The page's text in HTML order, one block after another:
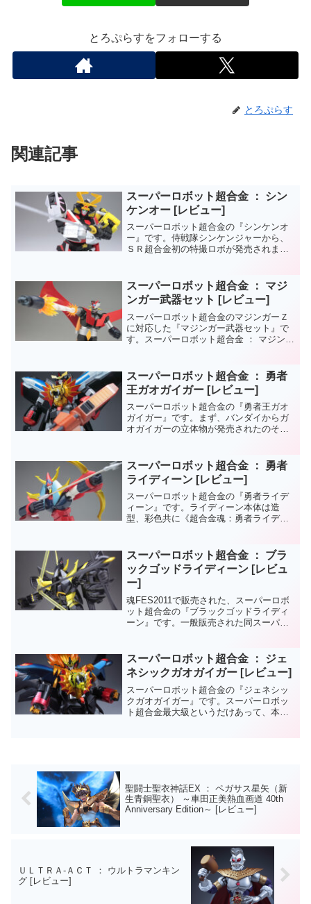
とろぷらすをフォローする
とろぷらす
関連記事
スーパーロボット超合金 ： シン
ケンオー [レビュー]
スーパーロボット超合金の『シンケンオ
ー』です。侍戦隊シンケンジャーから、
ＳＲ超合金初の特撮ロボが発売されまし
ネートされていたはずですが。ＳＲ超合
金らしく、プロポーシ...
スーパーロボット超合金 ： マジ
ンガー武器セット [レビュー]
スーパーロボット超合金のマジンガーＺ
に対応した『マジンガー武器セット』で
す。スーパーロボット超合金 ： マジンガ
声もあると思いますが本体、一体あたり
の価格を抑えるためとス...
スーパーロボット超合金 ： 勇者
王ガオガイガー [レビュー]
スーパーロボット超合金の『勇者王ガオ
ガイガー』です。まず、バンダイからガ
オガイガーの立体物が発売されたのそも
よく練られた構造でした。
スーパーロボット超合金 ： 勇者
ライディーン [レビュー]
スーパーロボット超合金の『勇者ライデ
ィーン』です。ライディーン本体は造
型、彩色共に《超合金魂：勇者ライディ
となってますね。《変形》の際に使うパ
ーツがあるため、付属武...
スーパーロボット超合金 ： ブラ
ックゴッドライディーン [レビュ
ー]
魂FES2011で販売された、スーパーロボ
ット超合金の『ブラックゴッドライディ
ーン』です。一般販売された同スーパー
なので、今回の記事では色々と説明は省
きます。スーパーロ...
スーパーロボット超合金 ： ジェ
ネシックガオガイガー [レビュー]
スーパーロボット超合金の『ジェネシッ
クガオガイガー』です。スーパーロボッ
ト超合金最大級というだけあって、本体
聖闘士聖衣神話EX ： ペガサス星矢（新
生青銅聖衣） ～車田正美熱血画道 40th
Anniversary Edition～ [レビュー]
ＵＬＴＲＡ‐ＡＣＴ ： ウルトラマンキン
グ [レビュー]